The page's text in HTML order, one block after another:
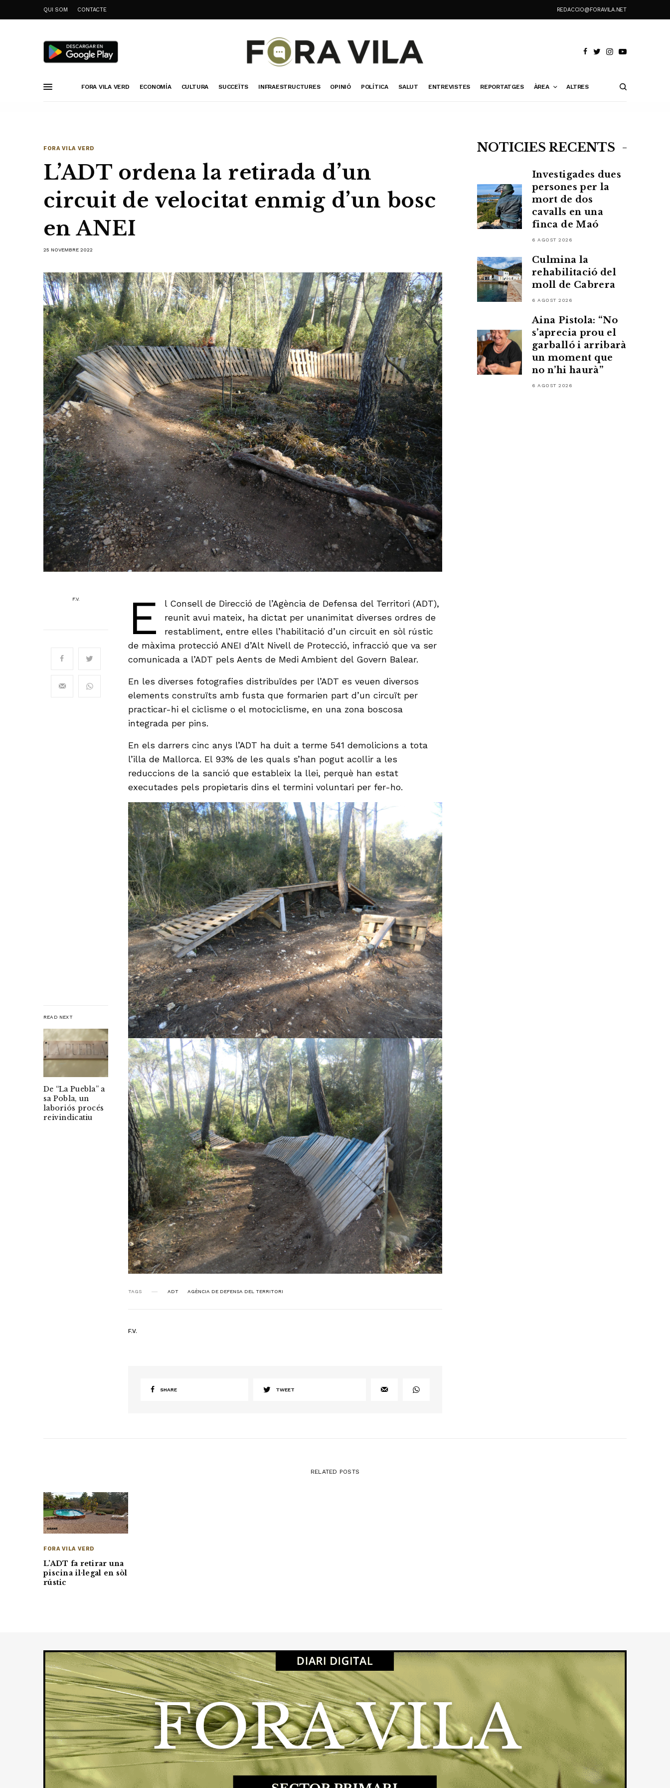
QUI SOM CONTACTE REDACCIO@FORAVILA.NET
FORA VILA VERD ECONOMÍA CULTURA SUCCEÏTS INFRAESTRUCTURES OPINIÓ POLÍTICA SALUT ENTREVISTES REPORTATGES ÀREA ALTRES
FORA VILA VERD
L’ADT ordena la retirada d’un
circuit de velocitat enmig d’un bosc
en ANEI
25 NOVEMBRE 2022
F.V.
READ NEXT
De “La Puebla” a
sa Pobla, un
laboriós procés
reivindicatiu
E
l Consell de Direcció de l’Agència de Defensa del Territori (ADT),
reunit avui mateix, ha dictat per unanimitat diverses ordres de
restabliment, entre elles l’habilitació d’un circuit en sòl rústic
de màxima protecció ANEI d’Alt Nivell de Protecció, infracció que va ser
comunicada a l’ADT pels Aents de Medi Ambient del Govern Balear.
En les diverses fotografies distribuïdes per l’ADT es veuen diversos
elements construïts amb fusta que formarien part d’un circuït per
practicar-hi el ciclisme o el motociclisme, en una zona boscosa
integrada per pins.
En els darrers cinc anys l’ADT ha duit a terme 541 demolicions a tota
l’illa de Mallorca. El 93% de les quals s’han pogut acollir a les
reduccions de la sanció que estableix la llei, perquè han estat
executades pels propietaris dins el termini voluntari per fer-ho.
TAGS ADT AGÈNCIA DE DEFENSA DEL TERRITORI
F.V.
SHARE TWEET
NOTÍCIES RECENTS
Investigades dues
persones per la
mort de dos
cavalls en una
finca de Maó
6 AGOST 2026
Culmina la
rehabilitació del
moll de Cabrera
6 AGOST 2026
Aina Pistola: “No
s’aprecia prou el
garballó i arribarà
un moment que
no n’hi haurà”
6 AGOST 2026
RELATED POSTS
FORA VILA VERD
L’ADT fa retirar una
piscina il·legal en sòl
rústic